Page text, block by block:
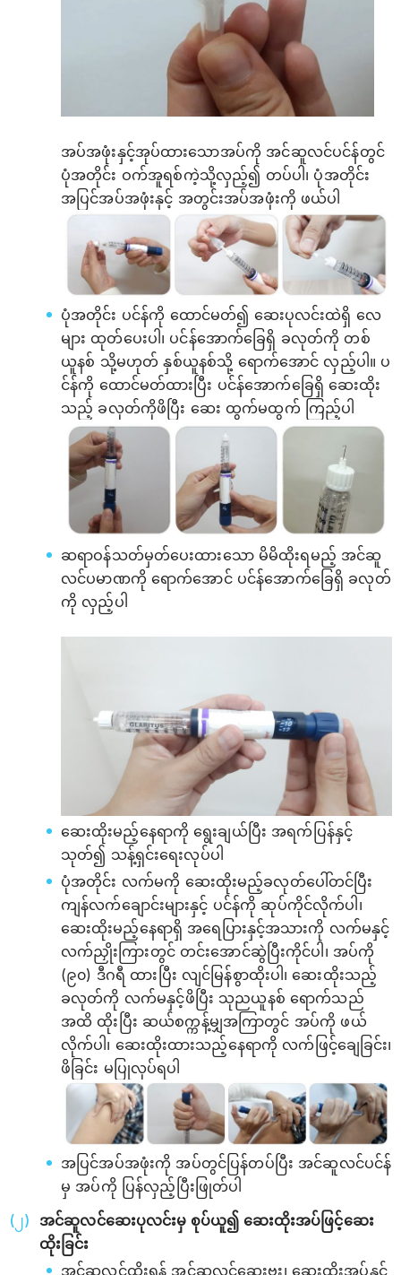
အပ်အဖုံးနှင့်အုပ်ထားသောအပ်ကို အင်ဆူလင်ပင်န်တွင်
ပုံအတိုင်း ဝက်အူရစ်ကဲ့သို့လှည့်၍ တပ်ပါ၊ ပုံအတိုင်း
အပြင်အပ်အဖုံးနှင့် အတွင်းအပ်အဖုံးကို ဖယ်ပါ
ပုံအတိုင်း ပင်န်ကို ထောင်မတ်၍ ဆေးပုလင်းထဲရှိ လေ
များ ထုတ်ပေးပါ၊ ပင်န်အောက်ခြေရှိ ခလုတ်ကို တစ်
ယူနစ် သို့မဟုတ် နှစ်ယူနစ်သို့ ရောက်အောင် လှည့်ပါ။ ပ
င်န်ကို ထောင်မတ်ထားပြီး ပင်န်အောက်ခြေရှိ ဆေးထိုး
သည့် ခလုတ်ကိုဖိပြီး ဆေး ထွက်မထွက် ကြည့်ပါ
ဆရာဝန်သတ်မှတ်ပေးထားသော မိမိထိုးရမည့် အင်ဆူ
လင်ပမာဏကို ရောက်အောင် ပင်န်အောက်ခြေရှိ ခလုတ်
ကို လှည့်ပါ
ဆေးထိုးမည့်နေရာကို ရွေးချယ်ပြီး အရက်ပြန်နှင့်
သုတ်၍ သန့်ရှင်းရေးလုပ်ပါ
ပုံအတိုင်း လက်မကို ဆေးထိုးမည့်ခလုတ်ပေါ်တင်ပြီး
ကျန်လက်ချောင်းများနှင့် ပင်န်ကို ဆုပ်ကိုင်လိုက်ပါ၊
ဆေးထိုးမည့်နေရာရှိ အရေပြားနှင့်အသားကို လက်မနှင့်
လက်ညှိုးကြားတွင် တင်းအောင်ဆွဲပြီးကိုင်ပါ၊ အပ်ကို
(၉၀) ဒီဂရီ ထားပြီး လျင်မြန်စွာထိုးပါ၊ ဆေးထိုးသည့်
ခလုတ်ကို လက်မနှင့်ဖိပြီး သုညယူနစ် ရောက်သည်
အထိ ထိုးပြီး ဆယ်စက္ကန့်မျှအကြာတွင် အပ်ကို ဖယ်
လိုက်ပါ၊ ဆေးထိုးထားသည့်နေရာကို လက်ဖြင့်ချေခြင်း၊
ဖိခြင်း မပြုလုပ်ရပါ
အပြင်အပ်အဖုံးကို အပ်တွင်ပြန်တပ်ပြီး အင်ဆူလင်ပင်န်
မှ အပ်ကို ပြန်လှည့်ပြီးဖြုတ်ပါ
အင်ဆူလင်ဆေးပုလင်းမှ စုပ်ယူ၍ ဆေးထိုးအပ်ဖြင့်ဆေး
ထိုးခြင်း
အင်ဆူလင်ထိုးရန် အင်ဆူလင်ဆေးဗူး၊ ဆေးထိုးအပ်နှင့်